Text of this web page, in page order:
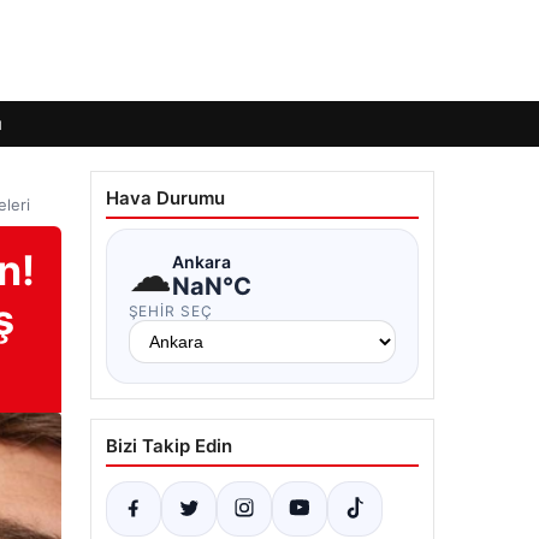
Hava Durumu
☁Ankara
NaN°C
ŞEHIR SEÇ
Bizi Takip Edin